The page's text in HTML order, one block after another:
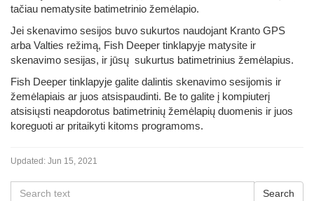
tačiau nematysite batimetrinio žemėlapio.
Jei skenavimo sesijos buvo sukurtos naudojant Kranto GPS
arba Valties režimą, Fish Deeper tinklapyje matysite ir
skenavimo sesijas, ir jūsų sukurtus batimetrinius žemėlapius.
Fish Deeper tinklapyje galite dalintis skenavimo sesijomis ir
žemėlapiais ar juos atsispaudinti. Be to galite į kompiuterį
atsisiųsti neapdorotus batimetrinių žemėlapių duomenis ir juos
koreguoti ar pritaikyti kitoms programoms.
Updated: Jun 15, 2021